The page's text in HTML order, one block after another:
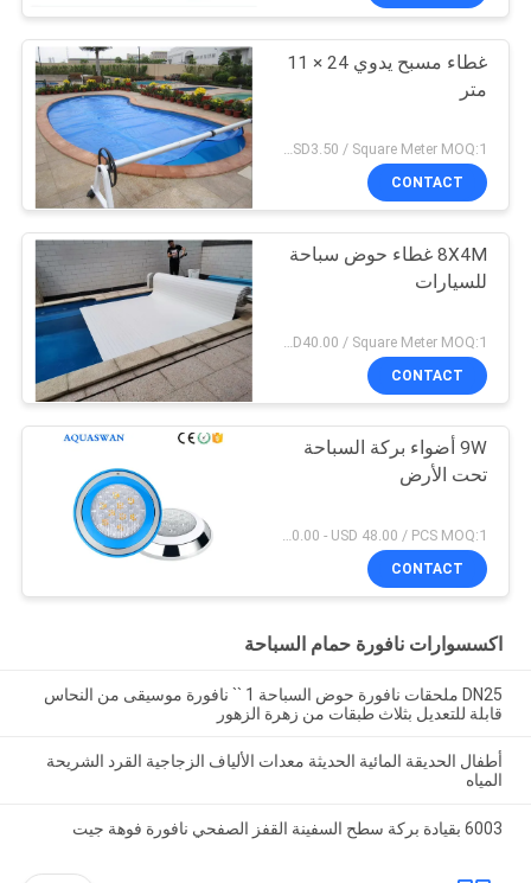
غطاء مسبح يدوي 24 × 11
متر
USD1.00 - USD1,448.00 / Set (3 Cover With 3 Roller), Only Cover USD1.50 - USD3.50 / Square Meter MOQ:1 قطعة
CONTACT
8X4M غطاء حوض سباحة
للسيارات
USD1.00 - USD4,848.00 / Set (Cover With Roller), Only Cover USD28.00 - USD40.00 / Square Meter MOQ:1 قطعة
CONTACT
9W أضواء بركة السباحة
تحت الأرض
CONTACT
اكسسوارات نافورة حمام السباحة
DN25 ملحقات نافورة حوض السباحة 1 `` نافورة موسيقى من النحاس
قابلة للتعديل بثلاث طبقات من زهرة الزهور
أطفال الحديقة المائية الحديثة معدات الألياف الزجاجية القرد الشريحة
المياه
6003 بقيادة بركة سطح السفينة القفز الصفحي نافورة فوهة جيت